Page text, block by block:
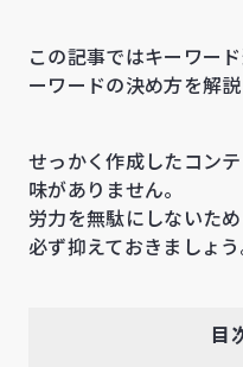
この記事ではキーワー
ーワードの決め方を解説
せっかく作成したコン
味がありません。
労力を無駄にしないた
必ず抑えておきましょう
目